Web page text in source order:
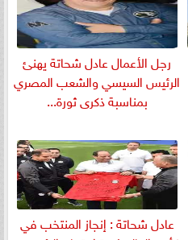
رجل الأعمال عادل شحاتة يهنئ
الرئيس السيسي والشعب المصري
بمناسبة ذكرى ثورة...
عادل شحاتة : إنجاز المنتخب في